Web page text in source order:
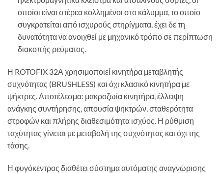
οποίοι είναι στέρεα κολλημένοι στο κάλυμμα, το οποίο
συγκρατείται από ισχυρούς στηρίγματα, έχει δε τη
δυνατότητα να ανοιχθεί με μηχανικό τρόπο σε περίπτωση
διακοπής ρεύματος.
Η ROTOFIX 32Α χρησιμοποιεί κινητήρα μεταβλητής
συχνότητας (BRUSHLESS) και όχι κλασικό κινητήρα με
ψήκτρες. Αποτέλεσμα: μακροζωία κινητήρα, έλλειψη
ανάγκης συντήρησης, απουσία ψηκτρών, σταθερότητα
στροφών και πλήρης διαθεσιμότητα ισχύος. Η ρύθμιση
ταχύτητας γίνεται με μεταβολή της συχνότητας και όχι της
τάσης.
Η φυγόκεντρος διαθέτει σύστημα αυτόματης αναγνώρισης